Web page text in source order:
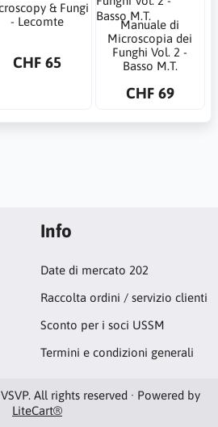
& Fungi
- Lecomte
CHF 65
Manuale di
Microscopia dei
Funghi Vol. 2 -
Basso M.T.
CHF 69
Info
Date di mercato 202
Raccolta ordini / servizio clienti
Sconto per i soci USSM
Termini e condizioni generali
All rights reserved · Powered by
LiteCart®